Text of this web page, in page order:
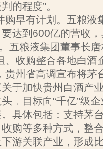
的程度”。
购早有计划。五粮液
达到600亿的营收
五粮液集团董事长
、收购整合各地白酒
贵州省高调宣布将茅
于加快贵州白酒产
，目标向“千亿”级
具体包括：支持茅
购等多种方式，整
游关联产业，形成